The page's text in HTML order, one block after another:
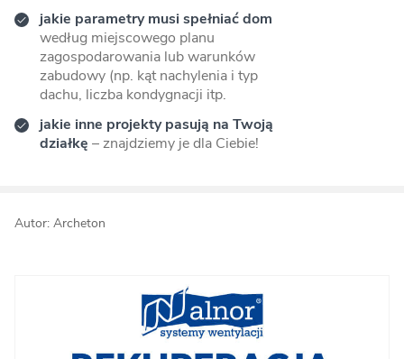
jakie parametry musi spełniać dom
według miejscowego planu
zagospodarowania lub warunków
zabudowy (np. kąt nachylenia i typ
dachu, liczba kondygnacji itp.
jakie inne projekty pasują na Twoją
działkę – znajdziemy je dla Ciebie!
Autor: Archeton